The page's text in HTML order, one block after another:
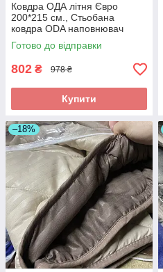
Ковдра ОДА літня Євро
200*215 см., Стьобана
ковдра ODA наповнювач
хлопок - Хлопкопон
Готово до відправки
802 ₴ 978 ₴
Купити
–18%